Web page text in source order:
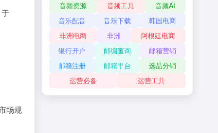
场规
音频资源
音频工具
音频AI
音乐配音
音乐下载
韩国电商
非洲电商
非洲
阿根廷电商
银行开户
邮编查询
邮箱营销
邮箱注册
邮箱平台
选品分销
运营必备
运营工具